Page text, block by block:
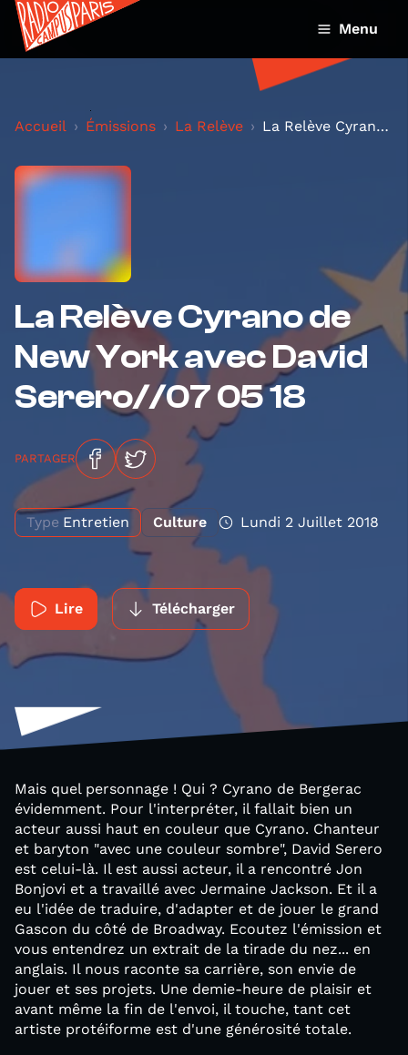
Menu
Accueil Émissions La Relève La Relève Cyrano de New York avec David Serero//07...
La Relève Cyrano de
New York avec David
Serero//07 05 18
PARTAGER
Type Entretien Culture Lundi 2 Juillet 2018
Lire Télécharger
Mais quel personnage ! Qui ? Cyrano de Bergerac
évidemment. Pour l'interpréter, il fallait bien un
acteur aussi haut en couleur que Cyrano. Chanteur
et baryton "avec une couleur sombre", David Serero
est celui-là. Il est aussi acteur, il a rencontré Jon
Bonjovi et a travaillé avec Jermaine Jackson. Et il a
eu l'idée de traduire, d'adapter et de jouer le grand
Gascon du côté de Broadway. Ecoutez l'émission et
vous entendrez un extrait de la tirade du nez... en
anglais. Il nous raconte sa carrière, son envie de
jouer et ses projets. Une demie-heure de plaisir et
avant même la fin de l'envoi, il touche, tant cet
artiste protéiforme est d'une générosité totale.